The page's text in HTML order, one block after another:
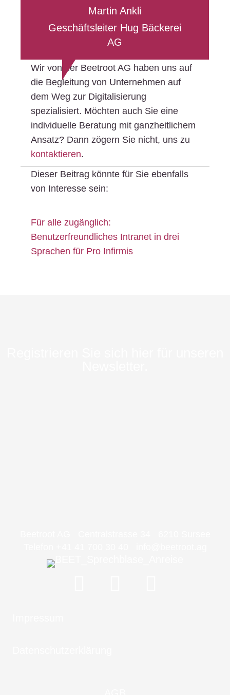
Martin Ankli
Geschäftsleiter Hug Bäckerei
AG
Wir von der Beetroot AG haben uns auf
die Begleitung von Unternehmen auf
dem Weg zur Digitalisierung
spezialisiert. Möchten auch Sie eine
individuelle Beratung mit ganzheitlichem
Ansatz? Dann zögern Sie nicht, uns zu
kontaktieren.
Dieser Beitrag könnte für Sie ebenfalls
von Interesse sein:
Für alle zugänglich:
Benutzerfreundliches Intranet in drei
Sprachen für Pro Infirmis